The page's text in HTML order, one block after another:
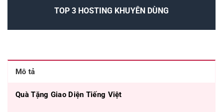
TOP 3 HOSTING KHUYÊN DÙNG
Mô tả
Quà Tặng Giao Diện Tiếng Việt